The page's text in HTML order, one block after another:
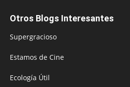
Otros Blogs Interesantes
Supergracioso
Estamos de Cine
Ecología Útil